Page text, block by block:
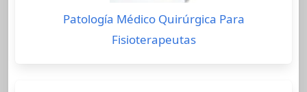
Patología Médico Quirúrgica Para
Fisioterapeutas